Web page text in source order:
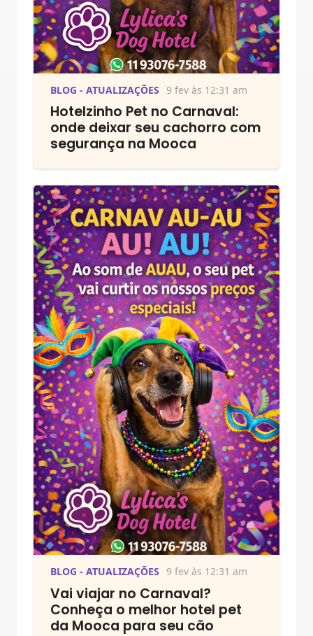
BLOG - ATUALIZAÇÕES 9 fev às 12:31 am
Hotelzinho Pet no Carnaval:
onde deixar seu cachorro com
segurança na Mooca
BLOG - ATUALIZAÇÕES 9 fev às 12:31 am
Vai viajar no Carnaval?
Conheça o melhor hotel pet
da Mooca para seu cão